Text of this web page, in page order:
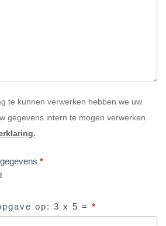
te kunnen verwerken hebben we uw
gegevens intern te mogen verwerken
*
op: 3 x 5 = *